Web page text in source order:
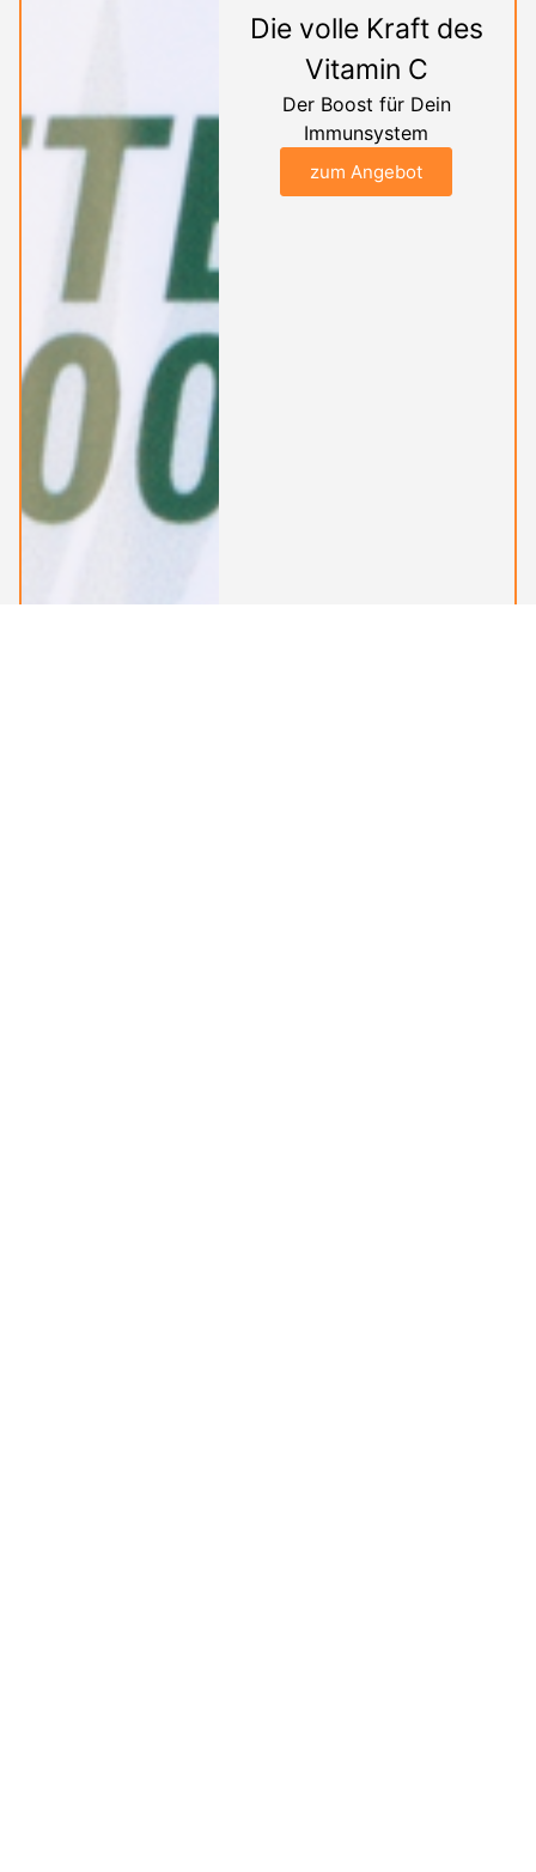
Die volle Kraft des
Vitamin C
Der Boost für Dein
Immunsystem
zum Angebot